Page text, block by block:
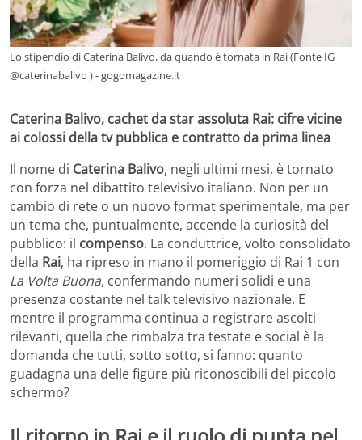
Lo stipendio di Caterina Balivo, da quando è tornata in Rai (Fonte IG
@caterinabalivo ) - gogomagazine.it
Caterina Balivo, cachet da star assoluta Rai: cifre vicine
ai colossi della tv pubblica e contratto da prima linea
Il nome di Caterina Balivo, negli ultimi mesi, è tornato
con forza nel dibattito televisivo italiano. Non per un
cambio di rete o un nuovo format sperimentale, ma per
un tema che, puntualmente, accende la curiosità del
pubblico: il compenso. La conduttrice, volto consolidato
della Rai, ha ripreso in mano il pomeriggio di Rai 1 con
La Volta Buona, confermando numeri solidi e una
presenza costante nel talk televisivo nazionale. E
mentre il programma continua a registrare ascolti
rilevanti, quella che rimbalza tra testate e social è la
domanda che tutti, sotto sotto, si fanno: quanto
guadagna una delle figure più riconoscibili del piccolo
schermo?